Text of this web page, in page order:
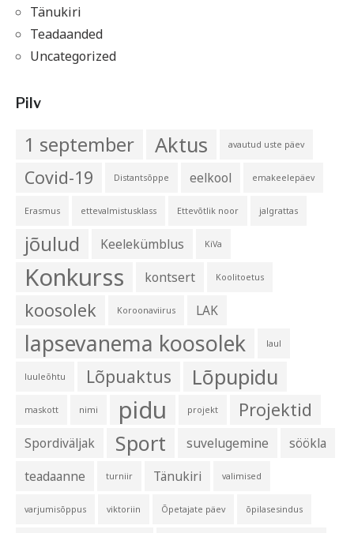
Tänukiri
Teadaanded
Uncategorized
Pilv
1 september Aktus avautud uste päev
Covid-19 Distantsõppe eelkool emakeelepäev
Erasmus ettevalmistusklass Ettevõtlik noor jalgrattas
jõulud Keelekümblus KiVa
Konkurss kontsert Koolitoetus
koosolek Koroonaviirus LAK
lapsevanema koosolek laul
luuleõhtu Lõpuaktus Lõpupidu
maskott nimi pidu projekt Projektid
Spordiväljak Sport suvelugemine
söökla
teadaanne
turniir Tänukiri valimised
varjumisõppus viktoriin Õpetajate päev õpilasesindus